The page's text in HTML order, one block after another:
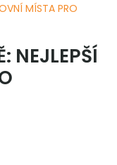
MÍSTA PRO
NEJLEPŠÍ